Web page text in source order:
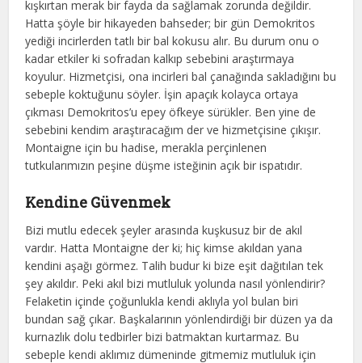
kışkırtan merak bir fayda da sağlamak zorunda değildir.
Hatta şöyle bir hikayeden bahseder; bir gün Demokritos
yediği incirlerden tatlı bir bal kokusu alır. Bu durum onu o
kadar etkiler ki sofradan kalkıp sebebini araştırmaya
koyulur. Hizmetçisi, ona incirleri bal çanağında sakladığını bu
sebeple koktuğunu söyler. İşin apaçık kolayca ortaya
çıkması Demokritos’u epey öfkeye sürükler. Ben yine de
sebebini kendim araştıracağım der ve hizmetçisine çıkışır.
Montaigne için bu hadise, merakla perçinlenen
tutkularımızın peşine düşme isteğinin açık bir ispatıdır.
Kendine Güvenmek
Bizi mutlu edecek şeyler arasında kuşkusuz bir de akıl
vardır. Hatta Montaigne der ki; hiç kimse akıldan yana
kendini aşağı görmez. Talih budur ki bize eşit dağıtılan tek
şey akıldır. Peki akıl bizi mutluluk yolunda nasıl yönlendirir?
Felaketin içinde çoğunlukla kendi aklıyla yol bulan biri
bundan sağ çıkar. Başkalarının yönlendirdiği bir düzen ya da
kurnazlık dolu tedbirler bizi batmaktan kurtarmaz. Bu
sebeple kendi aklımız dümeninde gitmemiz mutluluk için